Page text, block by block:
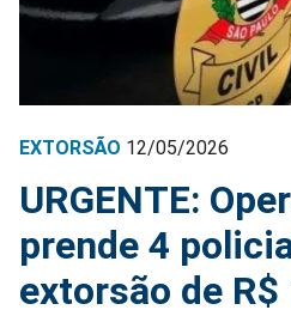
EXTORSÃO 12/05/2026
URGENTE:
prende 4
extorsão de